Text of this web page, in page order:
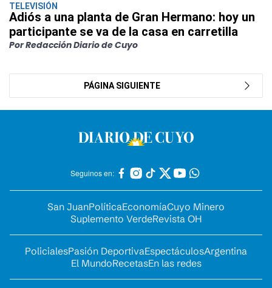
TELEVISIÓN
Adiós a una planta de Gran Hermano: hoy un
participante se va de la casa en carretilla
Por Redacción Diario de Cuyo
PÁGINA SIGUIENTE
Seguinos en:
San JuanPolíticaEconomíaCuyo Minero
Suplemento VerdeRevista OH
PolicialesPasión DeportivaEspectáculosArgentina
El MundoRecetasEn las redes